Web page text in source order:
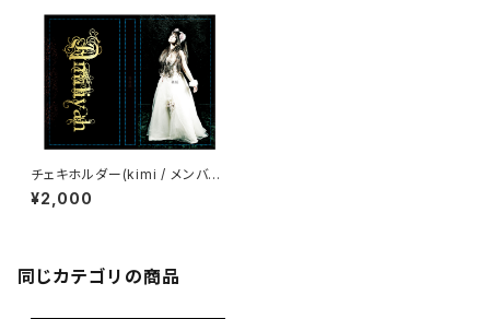
チェキホルダー(kimi / メンバー
集合)
¥2,000
同じカテゴリの商品